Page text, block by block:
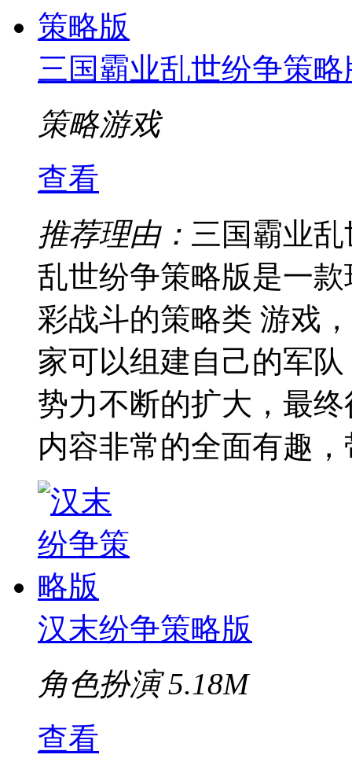
三国霸业乱世纷争策略
策略游戏
查看
推荐理由： 三国霸业
乱世纷争策略版是一
彩战斗的策略类 游戏
家可以组建自己的军
势力不断的扩大，最
内容非常的全面有趣
汉末纷争策略版
角色扮演 5.18M
查看